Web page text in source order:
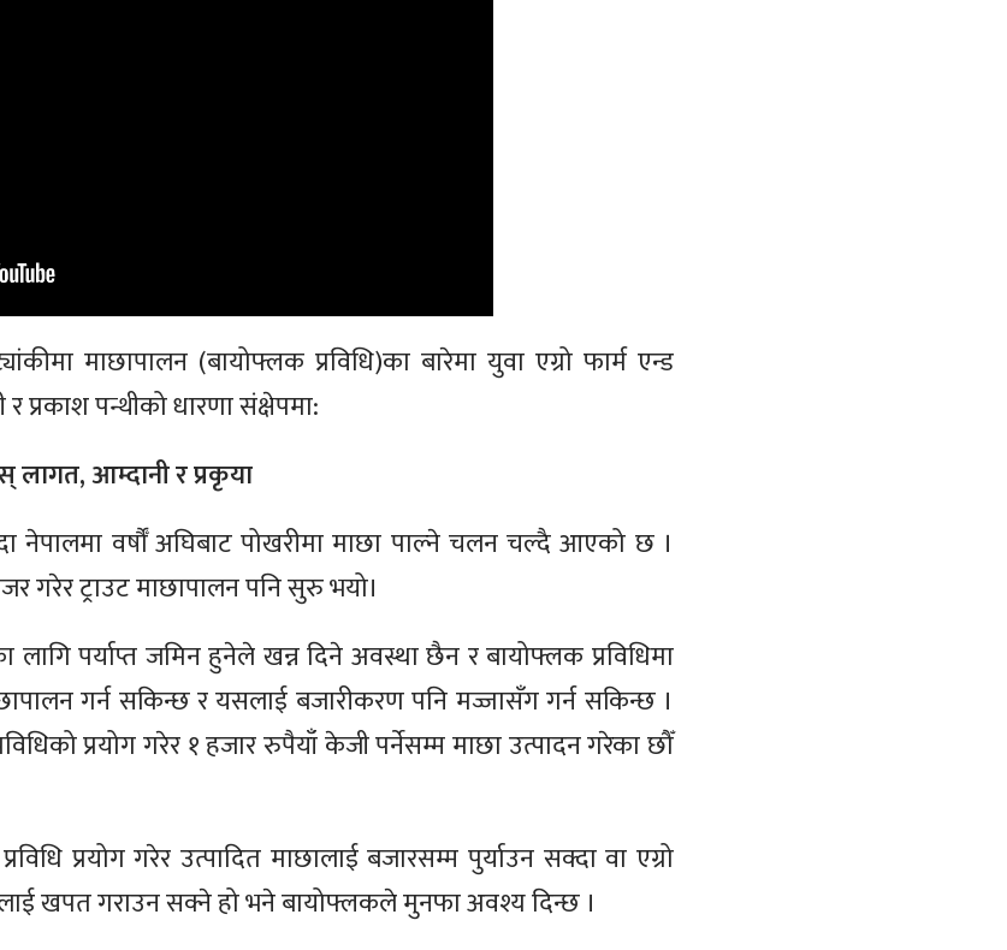
माछापालन (बायोफ्लक प्रविधि)का बारेमा युवा एग्रो फार्म एन्ड
प्रकाश पन्थीको धारणा संक्षेपमा:
लागत, आम्दानी र प्रकृया
नेपालमा वर्षौँ अघिबाट पोखरीमा माछा पाल्ने चलन चल्दै आएको छ ।
गरेर ट्राउट माछापालन पनि सुरु भयो।
पर्याप्त जमिन हुनेले खन्न दिने अवस्था छैन र बायोफ्लक प्रविधिमा
गर्न सकिन्छ र यसलाई बजारीकरण पनि मज्जासँग गर्न सकिन्छ ।
प्रयोग गरेर १ हजार रुपैयाँ केजी पर्नेसम्म माछा उत्पादन गरेका छौँ
प्रयोग गरेर उत्पादित माछालाई बजारसम्म पुर्याउन सक्दा वा एग्रो
खपत गराउन सक्ने हो भने बायोफ्लकले मुनफा अवश्य दिन्छ ।